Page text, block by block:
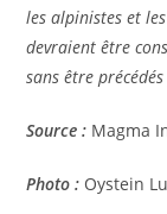
les alpinistes et
devraient être
sans être
Source : Magma
Photo : Oystein